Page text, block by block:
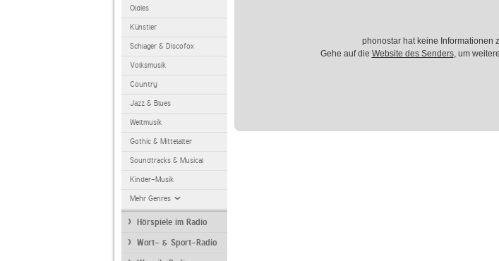
Oldies
Künstler
Schlager & Discofox
Volksmusik
Country
Jazz & Blues
Weltmusik
Gothic & Mittelalter
Soundtracks & Musical
Kinder-Musik
Mehr Genres
Hörspiele im Radio
Wort- & Sport-Radio
phonostar hat keine Informationen
Gehe auf die Website des Senders, um